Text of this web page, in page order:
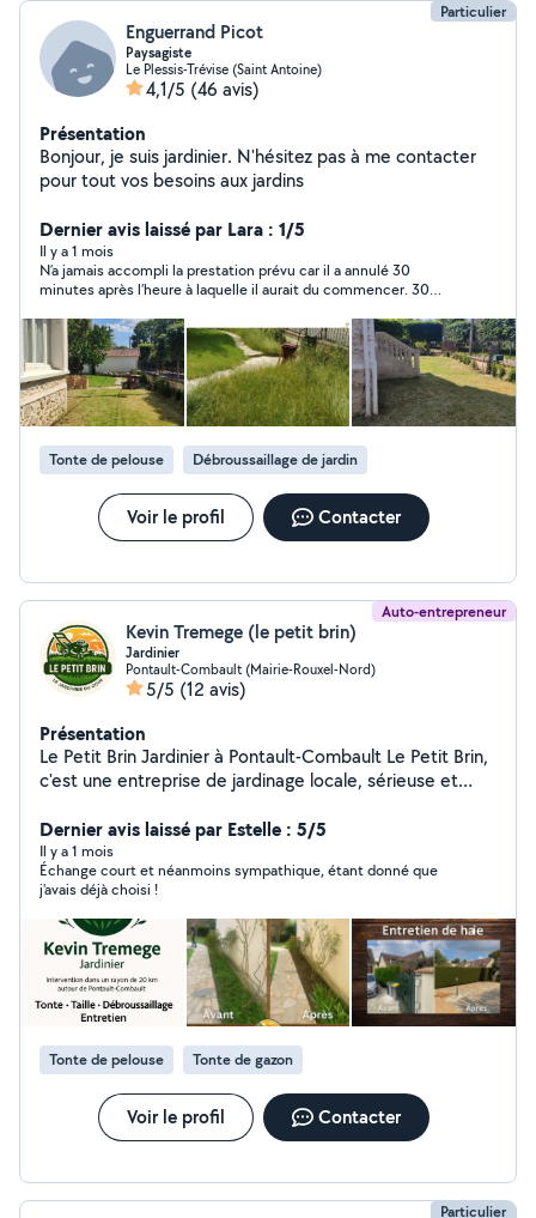
Particulier
Enguerrand Picot
Paysagiste
Le Plessis-Trévise (Saint Antoine)
4,1/5 (46 avis)
Présentation
Bonjour, je suis jardinier. N'hésitez pas à me contacter
pour tout vos besoins aux jardins
Dernier avis laissé par Lara : 1/5
Il y a 1 mois
N’a jamais accompli la prestation prévu car il a annulé 30
minutes après l’heure à laquelle il aurait du commencer. 30
qu’il n’a pas réalisé, prestation que j’ai choisi parmi de
nombreuses offres que j’ai dû refuser pour accepter la sienne
qu’il n’a pas honoré.
Tonte de pelouse Débroussaillage de jardin
Voir le profil Contacter
Auto-entrepreneur
Kevin Tremege (le petit brin)
Jardinier
Pontault-Combault (Mairie-Rouxel-Nord)
5/5 (12 avis)
Présentation
Le Petit Brin Jardinier à Pontault-Combault Le Petit Brin,
c'est une entreprise de jardinage locale, sérieuse et
(77340), j'interviens dans un rayon de 20 km pour
entretenir vos espaces verts avec soin et
professionnalisme. Prestations proposées : Tonte de
pelouse Taille de haies et arbustes Débroussaillage
Ramassage de feuilles Désherbage Petits travaux
d'entretien de jardin Mise en beauté avant vente ou
location Pour qui ? Particuliers souhaitant un jardin
soigné Petites entreprises avec espaces verts
Personnes âgées ou débordées souhaitant un entretien
régulier Mon + : Un service de proximité, des conseils
personnalisés, un travail soigné comme si c'était mon
propre jardin. Devis gratuit et sans engagement
Intervention rapide autour de Pontault-Combault
(77340)
Dernier avis laissé par Estelle : 5/5
Il y a 1 mois
Échange court et néanmoins sympathique, étant donné que
j'avais déjà choisi !
Tonte de pelouse Tonte de gazon
Voir le profil Contacter
Particulier